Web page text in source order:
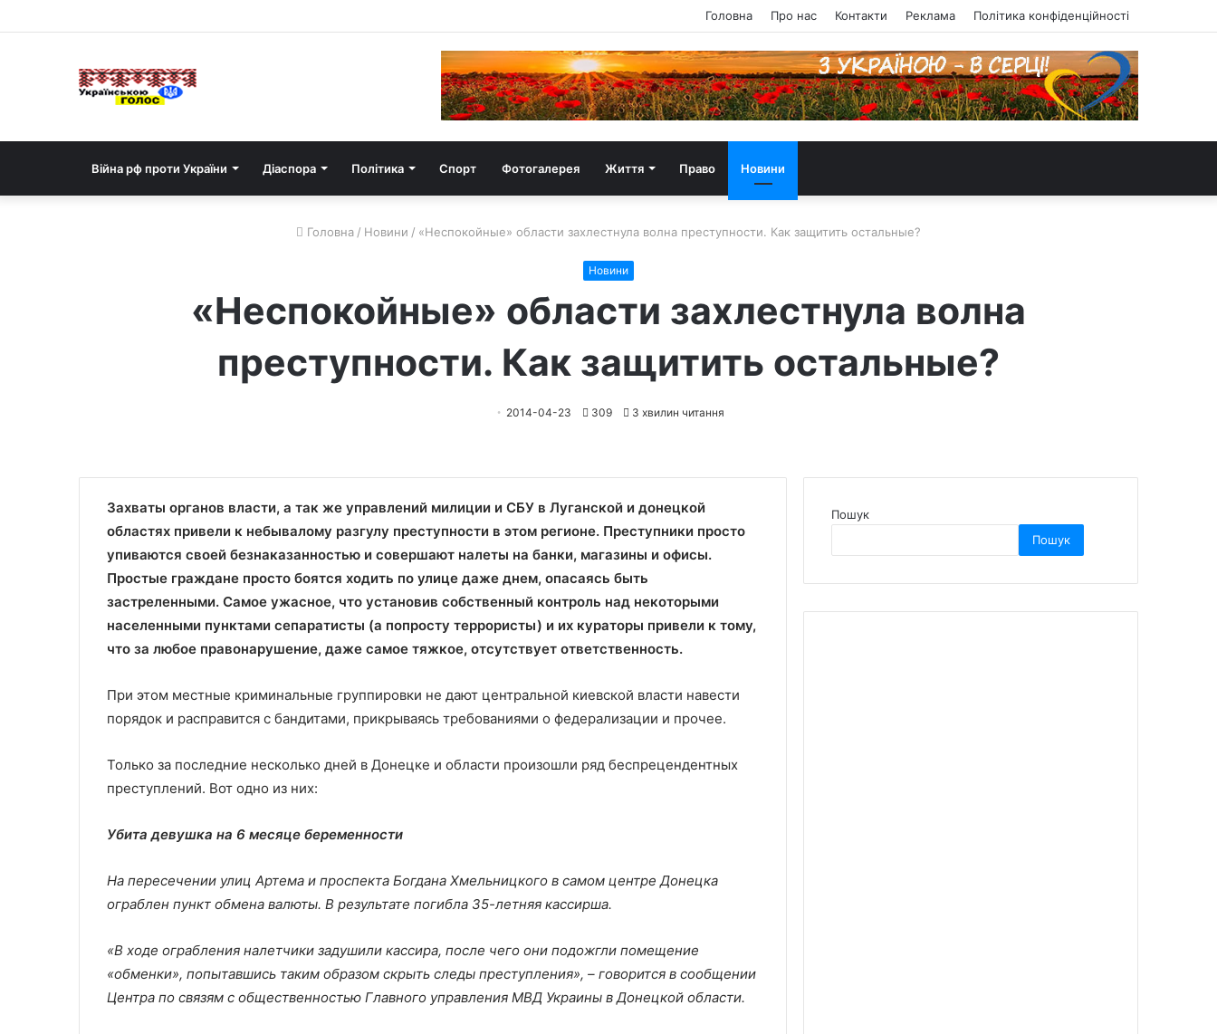
Головна Про нас Контакти Реклама Політика конфіденційності
Війна рф проти України Діаспора Політика Спорт Фотогалерея Життя Право Новини
Головна / Новини / «Неспокойные» области захлестнула волна преступности. Как защитить остальные?
Новини
«Неспокойные» области захлестнула волна
преступности. Как защитить остальные?
2014-04-23 309 3 хвилин читання
Захваты органов власти, а так же управлений милиции и СБУ в Луганской и донецкой
областях привели к небывалому разгулу преступности в этом регионе. Преступники просто
упиваются своей безнаказанностью и совершают налеты на банки, магазины и офисы.
Простые граждане просто боятся ходить по улице даже днем, опасаясь быть
застреленными. Самое ужасное, что установив собственный контроль над некоторыми
населенными пунктами сепаратисты (а попросту террористы) и их кураторы привели к тому,
что за любое правонарушение, даже самое тяжкое, отсутствует ответственность.
При этом местные криминальные группировки не дают центральной киевской власти навести
порядок и расправится с бандитами, прикрываясь требованиями о федерализации и прочее.
Только за последние несколько дней в Донецке и области произошли ряд беспрецендентных
преступлений. Вот одно из них:
Убита девушка на 6 месяце беременности
На пересечении улиц Артема и проспекта Богдана Хмельницкого в самом центре Донецка
ограблен пункт обмена валюты. В результате погибла 35-летняя кассирша.
«В ходе ограбления налетчики задушили кассира, после чего они подожгли помещение
«обменки», попытавшись таким образом скрыть следы преступления», – говорится в сообщении
Центра по связям с общественностью Главного управления МВД Украины в Донецкой области.
Пошук
Пошук